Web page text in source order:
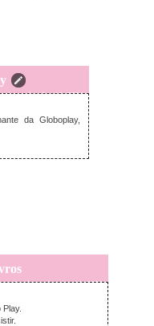
janeiro 10, 2021
da Globoplay,
domingo, janeiro 10, 2021